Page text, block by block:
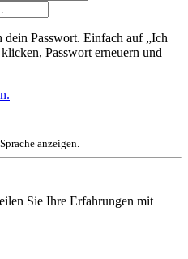
dein Passwort. Einfach auf „Ich
Passwort erneuern und
anzeigen.
Sie Ihre Erfahrungen mit